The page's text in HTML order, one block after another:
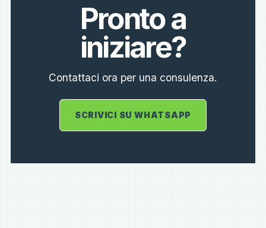
Pronto a
iniziare?
Contattaci ora per una consulenza.
SCRIVICI SU WHATSAPP